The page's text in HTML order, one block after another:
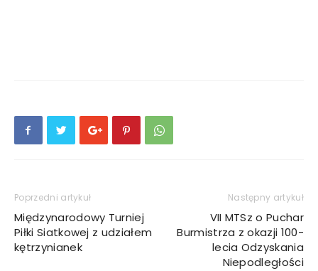
Poprzedni artykuł
Międzynarodowy Turniej
Piłki Siatkowej z udziałem
kętrzynianek
Następny artykuł
VII MTSz o Puchar
Burmistrza z okazji 100-
lecia Odzyskania
Niepodległości